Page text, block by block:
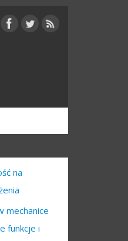
na
mechanice
funkcje i